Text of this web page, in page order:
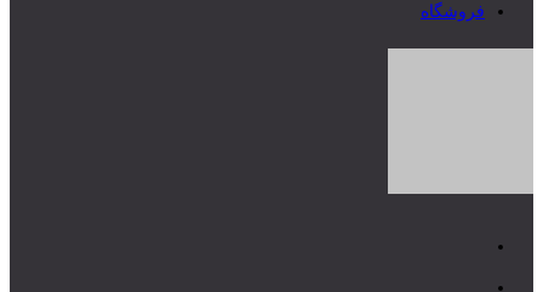
فروشگاه